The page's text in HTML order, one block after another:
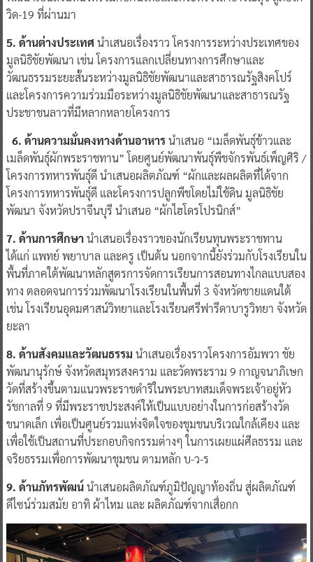
วิด-19 ที่ผ่านมา
5. ด้านต่างประเทศนำเสนอเรื่องราว โครงการระหว่างประเทศของ
มูลนิธิชัยพัฒนา เช่น โครงการแลกเปลี่ยนทางการศึกษาและ
วัฒนธรรมระยะสั้นระหว่างมูลนิธิชัยพัฒนาและสาธารณรัฐสิงคโปร์
และโครงการความร่วมมือระหว่างมูลนิธิชัยพัฒนาและสาธารณรัฐ
ประชาชนลาวที่มีหลากหลายโครงการ
6. ด้านความมั่นคงทางด้านอาหารนำเสนอ “เมล็ดพันธุ์ข้าวและ
เมล็ดพันธุ์ผักพระราชทาน” โดยศูนย์พัฒนาพันธุ์พืชจักรพันธ์เพ็ญศิริ /
โครงการทหารพันธุ์ดี นำเสนอผลิตภัณฑ์ “ผักและผลผลิตที่ได้จาก
โครงการทหารพันธุ์ดี และโครงการปลูกพืชโดยไม่ใช้ดิน มูลนิธิชัย
พัฒนา จังหวัดปราจีนบุรี นำเสนอ “ผักไฮโดรโปรนิกส์”
7. ด้านการศึกษานำเสนอเรื่องราวของนักเรียนทุนพระราชทาน
ได้แก่ แพทย์ พยาบาล และครู เป็นต้น นอกจากนี้ยังร่วมกับโรงเรียนใน
พื้นที่ภาคใต้พัฒนาหลักสูตรการจัดการเรียนการสอนทางไกลแบบสอง
ทาง ตลอดจนการร่วมพัฒนาโรงเรียนในพื้นที่ 3 จังหวัดชายแดนใต้
เช่น โรงเรียนอุดมศาสน์วิทยาและโรงเรียนศรีฟารีดาบารูวิทยา จังหวัด
ยะลา
8. ด้านสังคมและวัฒนธรรม นำเสนอเรื่องราวโครงการอัมพวา ชัย
พัฒนานุรักษ์ จังหวัดสมุทรสงคราม และวัดพระราม 9 กาญจนาภิเษก
วัดที่สร้างขึ้นตามแนวพระราชดำริในพระบาทสมเด็จพระเจ้าอยู่หัว
รัชกาลที่ 9 ที่มีพระราชประสงค์ให้เป็นแบบอย่างในการก่อสร้างวัด
ขนาดเล็ก เพื่อเป็นศูนย์รวมแห่งจิตใจของชุมชนบริเวณใกล้เคียง และ
เพื่อใช้เป็นสถานที่ประกอบกิจกรรมต่างๆ ในการเผยแผ่ศีลธรรม และ
จริยธรรมเพื่อการพัฒนาชุมชน ตามหลัก บ-ว-ร
9. ด้านภัทรพัฒน์นำเสนอผลิตภัณฑ์ภูมิปัญญาท้องถิ่น สู่ผลิตภัณฑ์
ดีไซน์ร่วมสมัย อาทิ ผ้าไหม และ ผลิตภัณฑ์จากเสื่อกก